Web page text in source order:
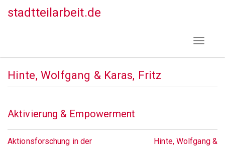
Direkt
stadtteilarbeit.de
Toggle
Hinte, Wolfgang & Karas, Fritz
Aktivierung & Empowerment
Aktionsforschung in der
Hinte, Wolfgang &